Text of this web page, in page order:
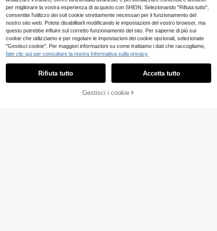
oniale, letto king, set di biancheria d
a letto per camera da letto, lavabile
velocemente in lavatrice, ritorno a s
cuola, vita nel campus, biancheria d
a letto essenziale per il trasloco! (In
clude 1 copripiumino, 2 federe, senz
a inserti)
AGGIUNGI AL CARRELLO
per migliorare la vostra esperienza di acquisto con SHEIN. Selezionando "Rifiuta tutto",
consentite l'utilizzo dei soli cookie strettamente necessari per il funzionamento del
nostro sito web. Potete disabilitarli modificando le impostazioni del vostro browser, ma
questo potrebbe influire sul corretto funzionamento del sito. Per saperne di più sui
cookie che utilizziamo e per regolare le impostazioni dei cookie opzionali, selezionate
"Gestisci cookie". Per maggiori informazioni su come trattiamo i dati che raccogliamo,
fate clic qui per consultare la nostra Informativa sulla privacy.
Rifiuta tutto Accetta tutto
Gestisci i cookie